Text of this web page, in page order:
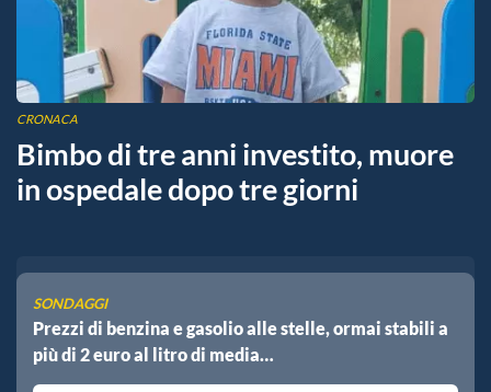
CRONACA
Bimbo di tre anni investito, muore
in ospedale dopo tre giorni
SONDAGGI
Prezzi di benzina e gasolio alle stelle, ormai stabili a
più di 2 euro al litro di media…